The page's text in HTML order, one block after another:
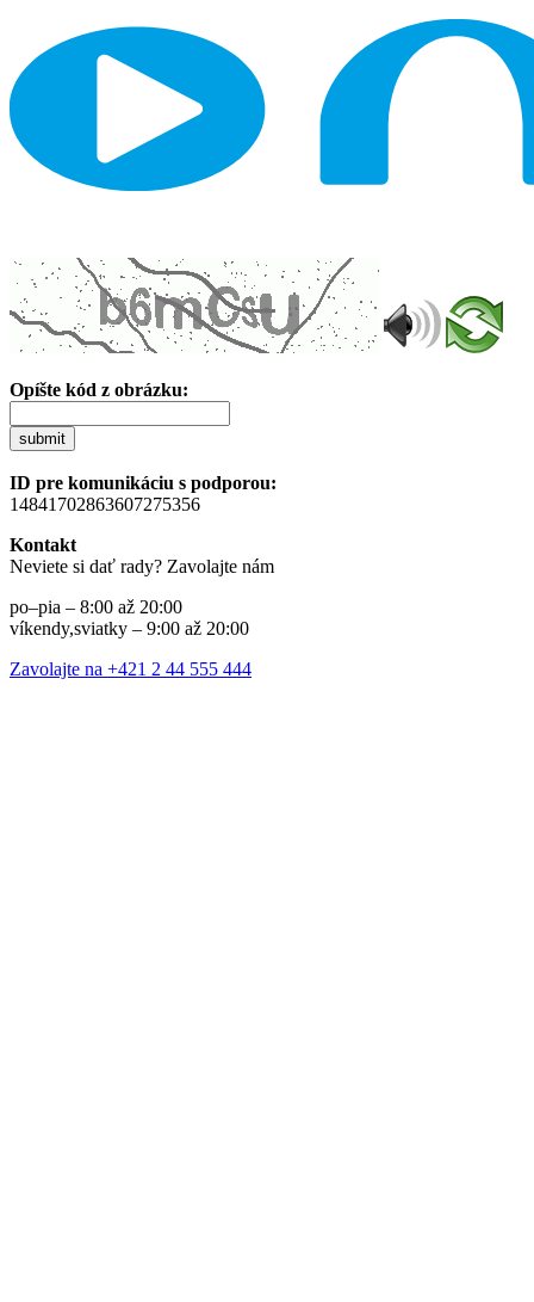
Opíšte kód z obrázku:
submit
ID pre komunikáciu s podporou:
14841702863607275356
Kontakt
Neviete si dať rady? Zavolajte nám
po–pia – 8:00 až 20:00
víkendy,sviatky – 9:00 až 20:00
Zavolajte na +421 2 44 555 444